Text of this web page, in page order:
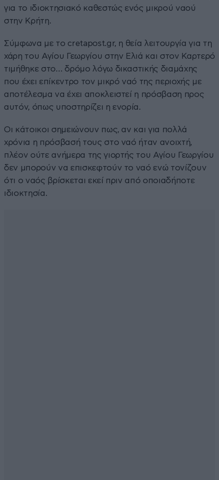
για το ιδιοκτησιακό καθεστώς ενός μικρού ναού
στην Κρήτη.
Σύμφωνα με το cretapost.gr, η θεία λειτουργία για τη
χάρη του Αγίου Γεωργίου στην Ελιά και στον Καρτερό
τιμήθηκε στο… δρόμο λόγω δικαστικής διαμάχης
που έχει επίκεντρο τον μικρό ναό της περιοχής με
αποτέλεσμα να έχει αποκλειστεί η πρόσβαση προς
αυτόν, όπως υποστηρίζει η ενορία.
Οι κάτοικοι σημειώνουν πως, αν και για πολλά
χρόνια η πρόσβασή τους στο ναό ήταν ανοιχτή,
πλέον ούτε ανήμερα της γιορτής του Αγίου Γεωργίου
δεν μπορούν να επισκεφτούν το ναό ενώ τονίζουν
ότι ο ναός βρίσκεται εκεί πριν από οποιαδήποτε
ιδιοκτησία.